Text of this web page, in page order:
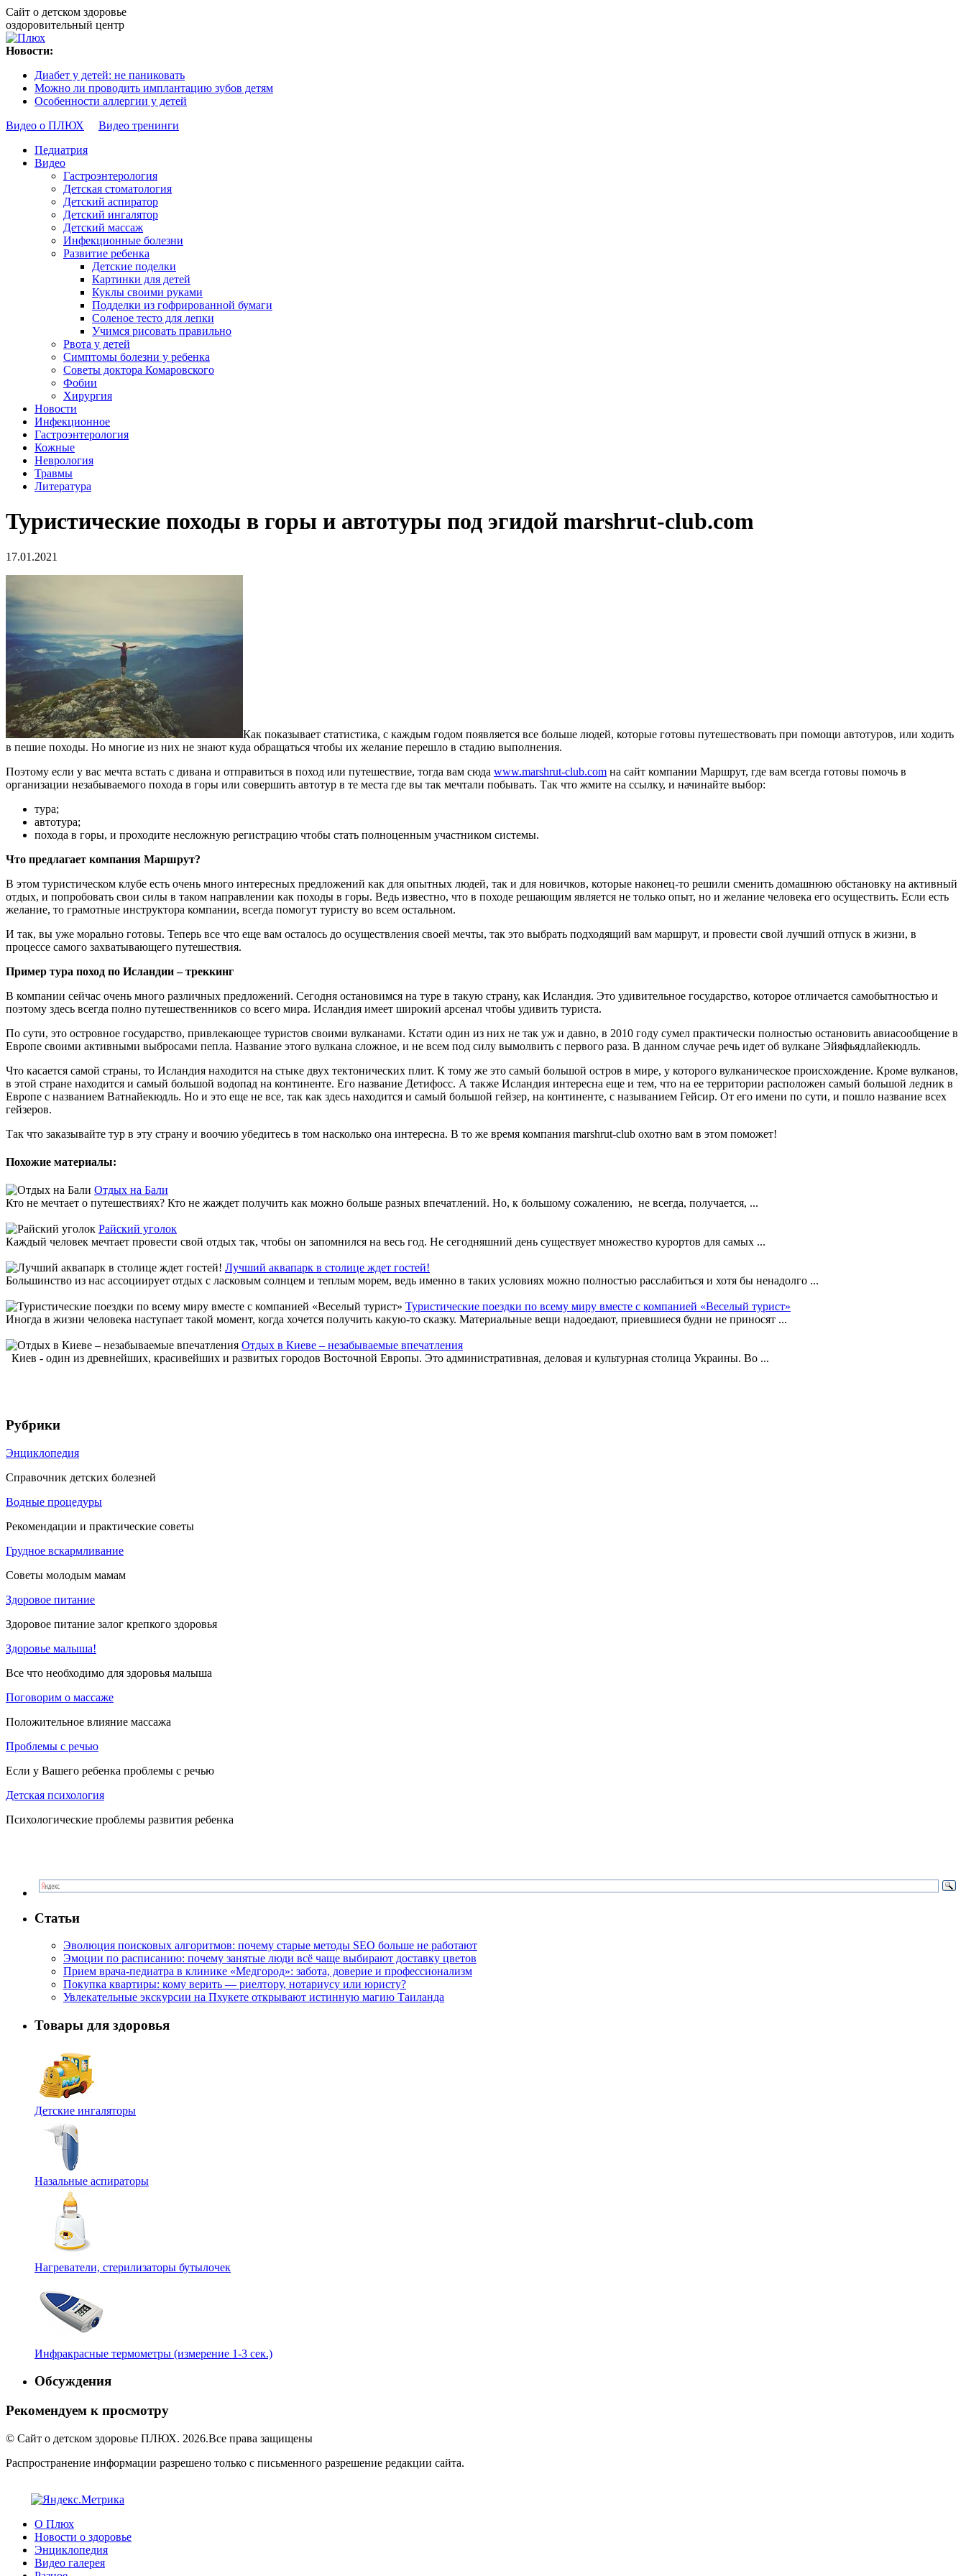
Сайт о детском здоровье
оздоровительный центр
Новости:
Диабет у детей: не паниковать
Можно ли проводить имплантацию зубов детям
Особенности аллергии у детей
Видео о ПЛЮХ
Видео тренинги
Педиатрия
Видео
Гастроэнтерология
Детская стоматология
Детский аспиратор
Детский ингалятор
Детский массаж
Инфекционные болезни
Развитие ребенка
Детские поделки
Картинки для детей
Куклы своими руками
Подделки из гофрированной бумаги
Соленое тесто для лепки
Учимся рисовать правильно
Рвота у детей
Симптомы болезни у ребенка
Советы доктора Комаровского
Фобии
Хирургия
Новости
Инфекционное
Гастроэнтерология
Кожные
Неврология
Травмы
Литература
Туристические походы в горы и автотуры под эгидой marshrut-club.com
17.01.2021
Как показывает статистика, с каждым годом появляется все больше людей, которые готовы путешествовать при помощи автотуров, или ходить
в пешие походы. Но многие из них не знают куда обращаться чтобы их желание перешло в стадию выполнения.
Поэтому если у вас мечта встать с дивана и отправиться в поход или путешествие, тогда вам сюда www.marshrut-club.com на сайт компании Маршрут, где вам всегда готовы помочь в
организации незабываемого похода в горы или совершить автотур в те места где вы так мечтали побывать. Так что жмите на ссылку, и начинайте выбор:
тура;
автотура;
похода в горы, и проходите несложную регистрацию чтобы стать полноценным участником системы.
Что предлагает компания Маршрут?
В этом туристическом клубе есть очень много интересных предложений как для опытных людей, так и для новичков, которые наконец-то решили сменить домашнюю обстановку на активный
отдых, и попробовать свои силы в таком направлении как походы в горы. Ведь известно, что в походе решающим является не только опыт, но и желание человека его осуществить. Если есть
желание, то грамотные инструктора компании, всегда помогут туристу во всем остальном.
И так, вы уже морально готовы. Теперь все что еще вам осталось до осуществления своей мечты, так это выбрать подходящий вам маршрут, и провести свой лучший отпуск в жизни, в
процессе самого захватывающего путешествия.
Пример тура поход по Исландии – треккинг
В компании сейчас очень много различных предложений. Сегодня остановимся на туре в такую страну, как Исландия. Это удивительное государство, которое отличается самобытностью и
поэтому здесь всегда полно путешественников со всего мира. Исландия имеет широкий арсенал чтобы удивить туриста.
По сути, это островное государство, привлекающее туристов своими вулканами. Кстати один из них не так уж и давно, в 2010 году сумел практически полностью остановить авиасообщение в
Европе своими активными выбросами пепла. Название этого вулкана сложное, и не всем под силу вымолвить с первого раза. В данном случае речь идет об вулкане Эйяфьядлайекюдль.
Что касается самой страны, то Исландия находится на стыке двух тектонических плит. К тому же это самый большой остров в мире, у которого вулканическое происхождение. Кроме вулканов,
в этой стране находится и самый большой водопад на континенте. Его название Детифосс. А также Исландия интересна еще и тем, что на ее территории расположен самый большой ледник в
Европе с названием Ватнайекюдль. Но и это еще не все, так как здесь находится и самый большой гейзер, на континенте, с называнием Гейсир. От его имени по сути, и пошло название всех
гейзеров.
Так что заказывайте тур в эту страну и воочию убедитесь в том насколько она интересна. В то же время компания marshrut-club охотно вам в этом поможет!
Похожие материалы:
Отдых на Бали
Кто не мечтает о путешествиях? Кто не жаждет получить как можно больше разных впечатлений. Но, к большому сожалению, не всегда, получается, ...
Райский уголок
Каждый человек мечтает провести свой отдых так, чтобы он запомнился на весь год. Не сегодняшний день существует множество курортов для самых ...
Лучший аквапарк в столице ждет гостей!
Большинство из нас ассоциирует отдых с ласковым солнцем и теплым морем, ведь именно в таких условиях можно полностью расслабиться и хотя бы ненадолго ...
Туристические поездки по всему миру вместе с компанией «Веселый турист»
Иногда в жизни человека наступает такой момент, когда хочется получить какую-то сказку. Материальные вещи надоедают, приевшиеся будни не приносят ...
Отдых в Киеве – незабываемые впечатления
Киев - один из древнейших, красивейших и развитых городов Восточной Европы. Это административная, деловая и культурная столица Украины. Во ...
Рубрики
Энциклопедия
Справочник детских болезней
Водные процедуры
Рекомендации и практические советы
Грудное вскармливание
Советы молодым мамам
Здоровое питание
Здоровое питание залог крепкого здоровья
Здоровье малыша!
Все что необходимо для здоровья малыша
Поговорим о массаже
Положительное влияние массажа
Проблемы с речью
Если у Вашего ребенка проблемы с речью
Детская психология
Психологические проблемы развития ребенка
Статьи
Эволюция поисковых алгоритмов: почему старые методы SEO больше не работают
Эмоции по расписанию: почему занятые люди всё чаще выбирают доставку цветов
Прием врача-педиатра в клинике «Медгород»: забота, доверие и профессионализм
Покупка квартиры: кому верить — риелтору, нотариусу или юристу?
Увлекательные экскурсии на Пхукете открывают истинную магию Таиланда
Товары для здоровья
Детские ингаляторы
Назальные аспираторы
Нагреватели, стерилизаторы бутылочек
Инфракрасные термометры (измерение 1-3 сек.)
Обсуждения
Рекомендуем к просмотру
© Сайт о детском здоровье ПЛЮХ. 2026.Все права защищены
Распространение информации разрешено только с письменного разрешение редакции сайта.
О Плюх
Новости о здоровье
Энциклопедия
Видео галерея